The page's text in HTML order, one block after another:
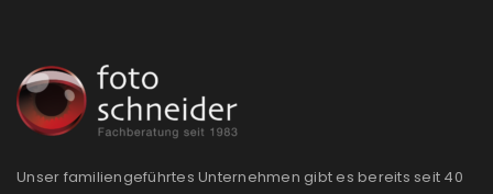
Unser familiengeführtes Unternehmen gibt es bereits seit 40